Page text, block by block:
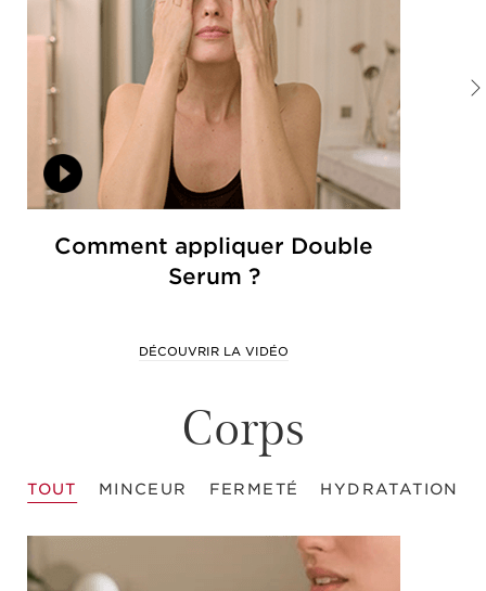
Comment appliquer Double
Serum ?
DÉCOUVRIR LA VIDÉO
Corps
TOUT MINCEUR FERMETÉ HYDRATATION